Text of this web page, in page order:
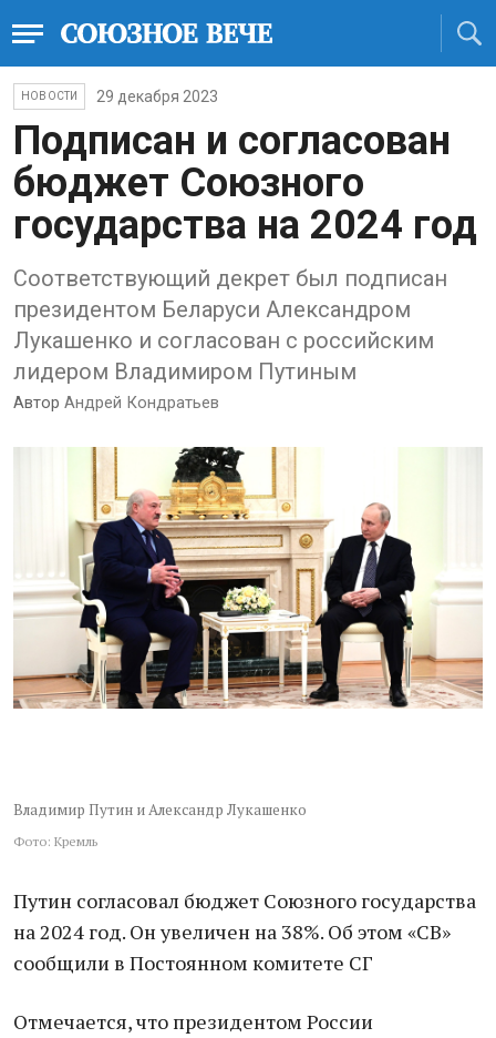
НОВОСТИ 29 декабря 2023
Подписан и согласован
бюджет Союзного
государства на 2024 год
Соответствующий декрет был подписан
президентом Беларуси Александром
Лукашенко и согласован с российским
лидером Владимиром Путиным
Автор Андрей Кондратьев
Владимир Путин и Александр Лукашенко
Фото: Кремль
Путин согласовал бюджет Союзного государства
на 2024 год. Он увеличен на 38%. Об этом «СВ»
сообщили в Постоянном комитете СГ
Отмечается, что президентом России